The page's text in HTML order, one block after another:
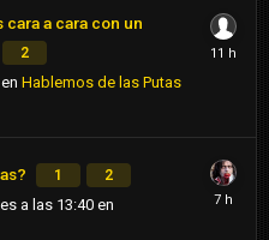
a cara con un
2
en Hablemos de las Putas
1 2
a las 13:40 en